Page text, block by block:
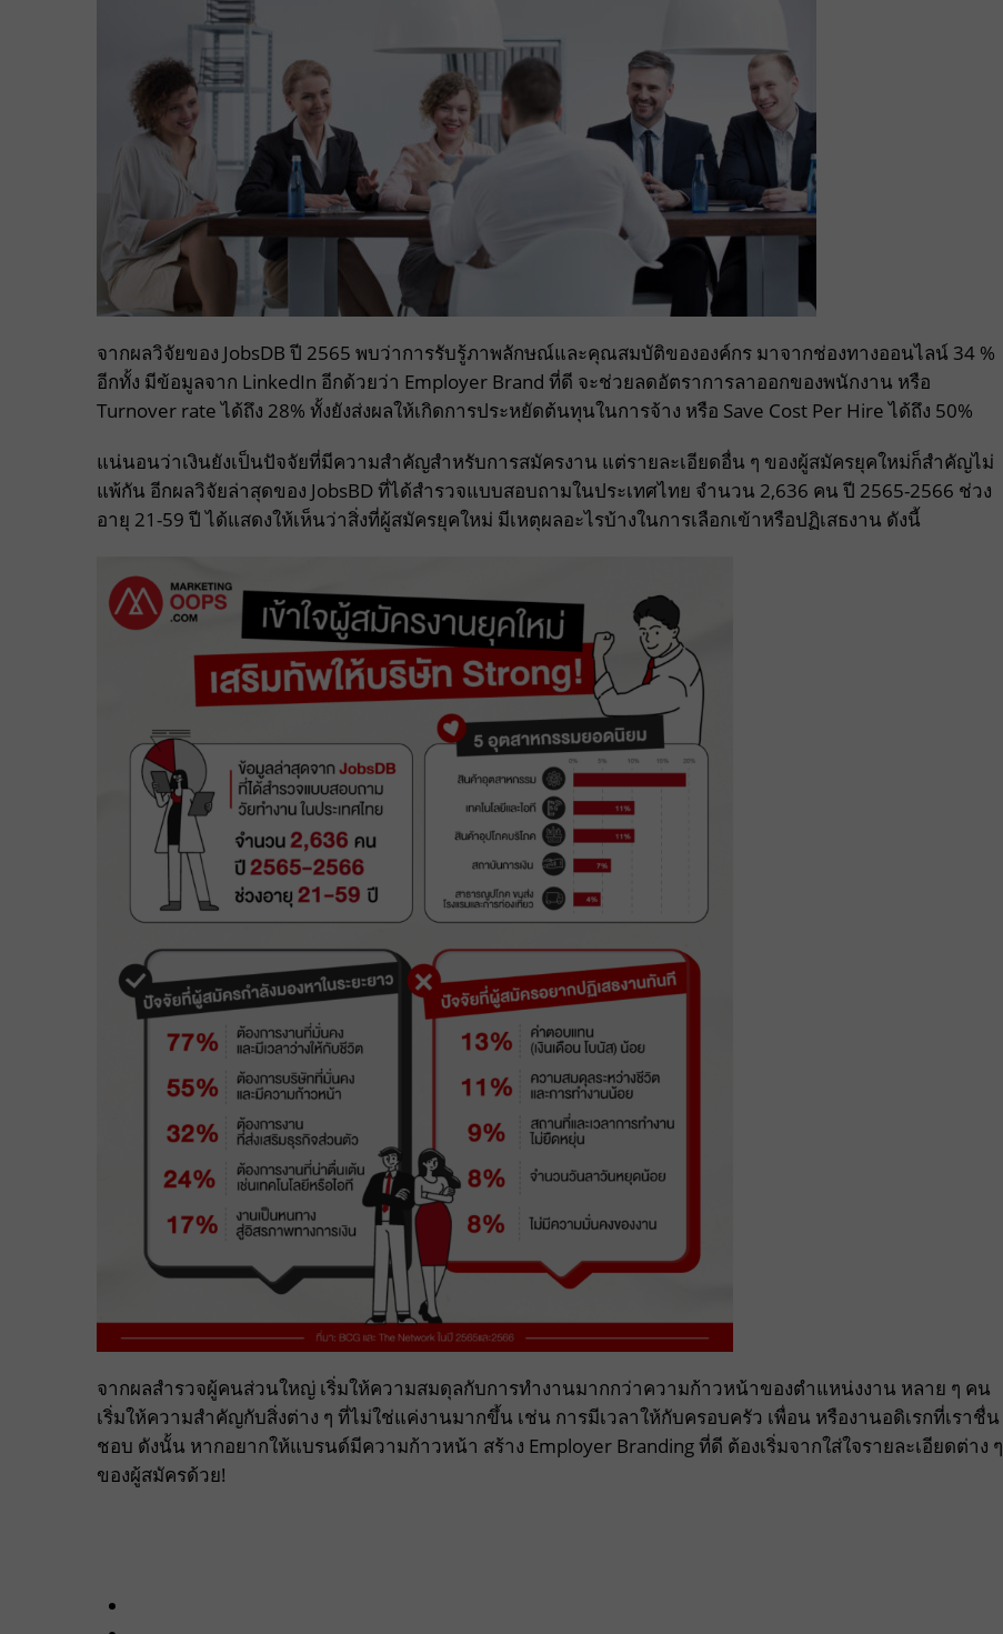
จากผลวิจัยของ JobsDB ปี 2565 พบว่าการรับรู้ภาพลักษณ์และคุณสมบัติขององค์กร มาจากช่องทางออนไลน์ 34 %
อีกทั้ง มีข้อมูลจาก LinkedIn อีกด้วยว่า Employer Brand ที่ดี จะช่วยลดอัตราการลาออกของพนักงาน หรือ
Turnover rate ได้ถึง 28% ทั้งยังส่งผลให้เกิดการประหยัดต้นทุนในการจ้าง หรือ Save Cost Per Hire ได้ถึง 50%
แน่นอนว่าเงินยังเป็นปัจจัยที่มีความสำคัญสำหรับการสมัครงาน แต่รายละเอียดอื่น ๆ ของผู้สมัครยุคใหม่ก็สำคัญไม่
แพ้กัน อีกผลวิจัยล่าสุดของ JobsBD ที่ได้สำรวจแบบสอบถามในประเทศไทย จำนวน 2,636 คน ปี 2565-2566 ช่วง
อายุ 21-59 ปี ได้แสดงให้เห็นว่าสิ่งที่ผู้สมัครยุคใหม่ มีเหตุผลอะไรบ้างในการเลือกเข้าหรือปฏิเสธงาน ดังนี้
จากผลสำรวจผู้คนส่วนใหญ่ เริ่มให้ความสมดุลกับการทำงานมากกว่าความก้าวหน้าของตำแหน่งงาน หลาย ๆ คน
เริ่มให้ความสำคัญกับสิ่งต่าง ๆ ที่ไม่ใช่แค่งานมากขึ้น เช่น การมีเวลาให้กับครอบครัว เพื่อน หรืองานอดิเรกที่เราชื่น
ชอบ ดังนั้น หากอยากให้แบรนด์มีความก้าวหน้า สร้าง Employer Branding ที่ดี ต้องเริ่มจากใส่ใจรายละเอียดต่าง ๆ
ของผู้สมัครด้วย!